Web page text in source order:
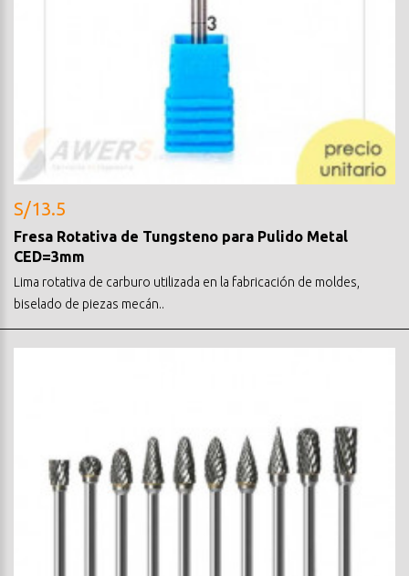
S/13.5
Fresa Rotativa de Tungsteno para Pulido Metal
CED=3mm
Lima rotativa de carburo utilizada en la fabricación de moldes,
biselado de piezas mecán..